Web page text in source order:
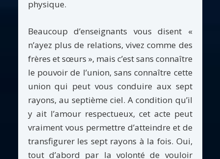
physique.
Beaucoup d’enseignants vous disent «
n’ayez plus de relations, vivez comme des
frères et sœurs », mais c’est sans connaître
le pouvoir de l’union, sans connaître cette
union qui peut vous conduire aux sept
rayons, au septième ciel. A condition qu’il
y ait l’amour respectueux, cet acte peut
vraiment vous permettre d’atteindre et de
transfigurer les sept rayons à la fois. Oui,
tout d’abord par la volonté de vouloir